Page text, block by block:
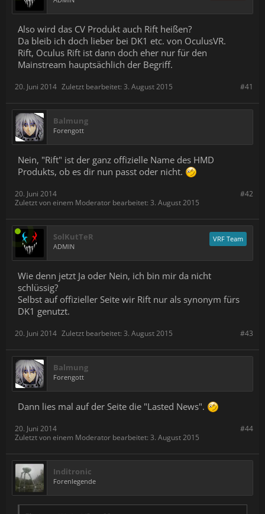
Also wird das CV Produkt auch Rift heißen?
Da bleib ich doch lieber bei DK1 etc. von OculusVR.
Rift, Oculus Rift ist dann doch eher nur für den
Mainstream hauptsächlich der Begriff.
#41
20. Juni 2014 Zuletzt bearbeitet: 3. August 2015
Balmung
Forengott
Nein, "Rift" ist der ganz offizielle Name des HMD
Produkts, ob es dir nun passt oder nicht.
#42
20. Juni 2014
Zuletzt von einem Moderator bearbeitet: 3. August 2015
SolKutTeR
ADMIN
VRF Team
Wie denn jetzt Ja oder Nein, ich bin mir da nicht
schlüssig?
Selbst auf offizieller Seite wir Rift nur als synonym fürs
DK1 genutzt.
#43
20. Juni 2014 Zuletzt bearbeitet: 3. August 2015
Balmung
Forengott
Dann lies mal auf der Seite die "Lasted News".
#44
20. Juni 2014
Zuletzt von einem Moderator bearbeitet: 3. August 2015
Inditronic
Forenlegende